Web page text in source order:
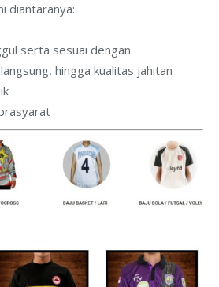
diantaranya:
serta sesuai dengan
hingga kualitas jahitan